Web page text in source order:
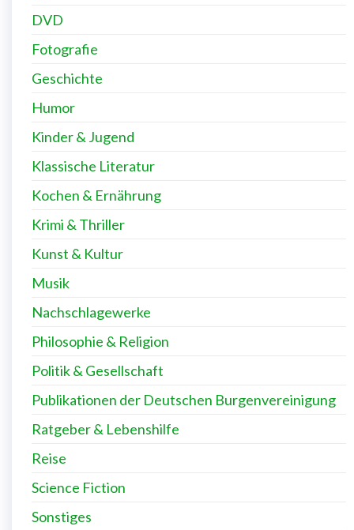
DVD
Fotografie
Geschichte
Humor
Kinder & Jugend
Klassische Literatur
Kochen & Ernährung
Krimi & Thriller
Kunst & Kultur
Musik
Nachschlagewerke
Philosophie & Religion
Politik & Gesellschaft
Publikationen der Deutschen Burgenvereinigung
Ratgeber & Lebenshilfe
Reise
Science Fiction
Sonstiges